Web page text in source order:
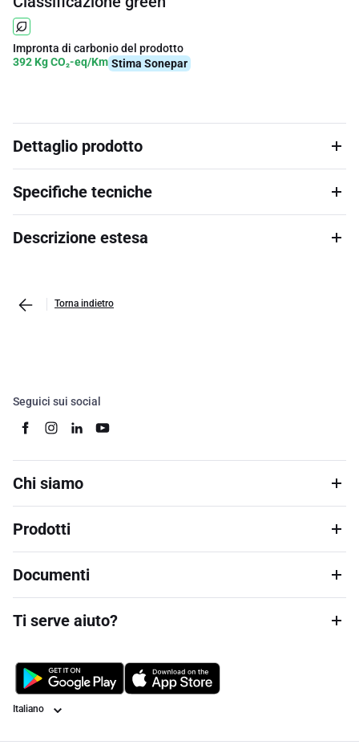
Impronta di carbonio del prodotto
392 Kg CO₂-eq/Km Stima Sonepar
Dettaglio prodotto
Specifiche tecniche
Descrizione estesa
Torna indietro
Seguici sui social
Chi siamo
Prodotti
Documenti
Ti serve aiuto?
Lingua